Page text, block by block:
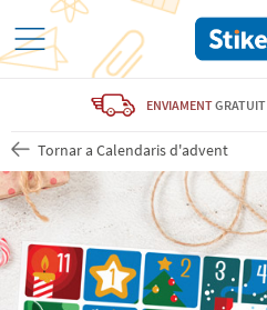
ENVIAMENTGRATUIT
Tornar a Calendaris d'advent